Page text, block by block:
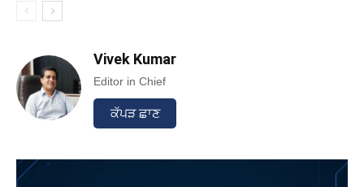
Vivek Kumar
Editor in Chief
ਕੱਪੜ ਛਾਣ